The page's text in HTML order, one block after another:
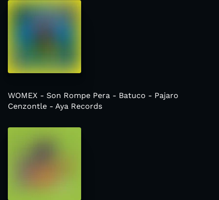
WOMEX - Son Rompe Pera - Batuco - Pajaro
Cenzontle - Aya Records